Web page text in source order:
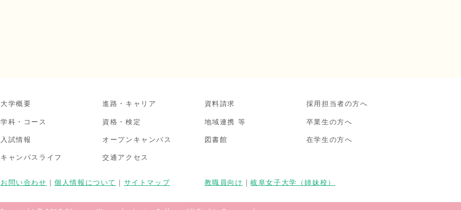
大学概要
学科・コース
入試情報
キャンパスライフ
進路・キャリア
資格・検定
オープンキャンパス
交通アクセス
資料請求
地域連携 等
図書館
採用担当者の方へ
卒業生の方へ
在学生の方へ
お問い合わせ ｜個人情報について ｜ サイトマップ 教職員向け ｜岐阜女子大学（姉妹校）